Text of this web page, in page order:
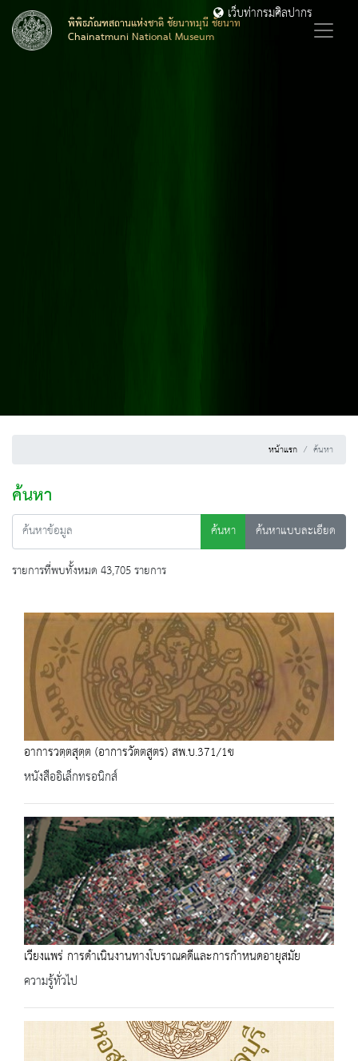
พิพิธภัณฑสถานแห่งชาติ ชัยนาทมุนี ชัยนาท
Chainatmuni National Museum
เว็บท่ากรมศิลปากร
หน้าแรก ค้นหา
ค้นหา
ค้นหา
ค้นหาแบบละเอียด
รายการที่พบทั้งหมด 43,705 รายการ
อาการวตฺตสุตฺต (อาการวัตตสูตร) สพ.บ.371/1ข
หนังสืออิเล็กทรอนิกส์
เวียงแพร่ การดำเนินงานทางโบราณคดีและการกำหนดอายุสมัย
ความรู้ทั่วไป